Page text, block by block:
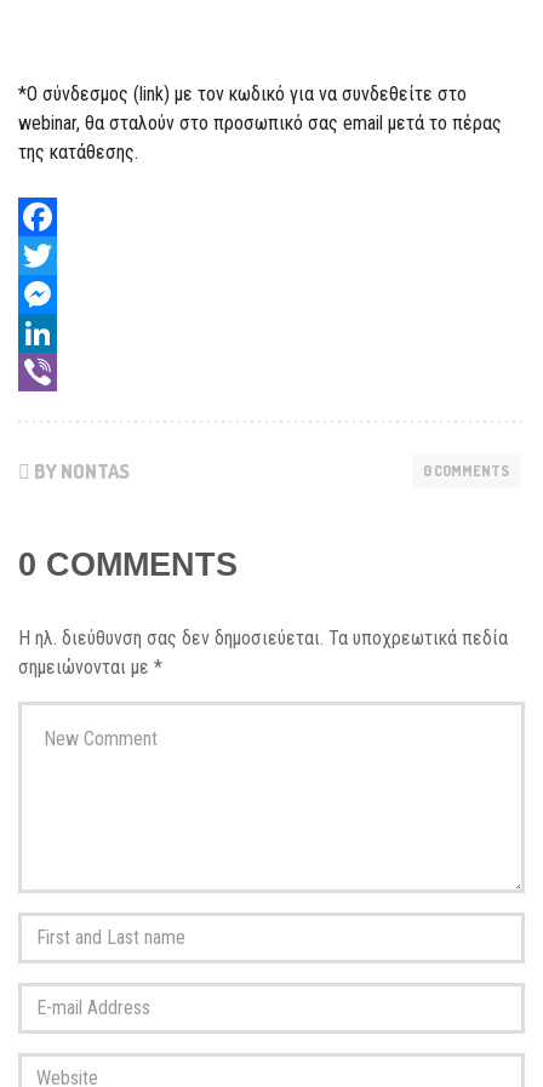
*O σύνδεσμος (link) με τον κωδικό για να συνδεθείτε στο
webinar, θα σταλούν στο προσωπικό σας email μετά το πέρας
της κατάθεσης.
Facebook
Twitter
Messenger
LinkedIn
BY NONTAS 0 COMMENTS
0 COMMENTS
Η ηλ. διεύθυνση σας δεν δημοσιεύεται. Τα υποχρεωτικά πεδία
σημειώνονται με *
comment*
First
and
Last
name*
mail
Address*
Website